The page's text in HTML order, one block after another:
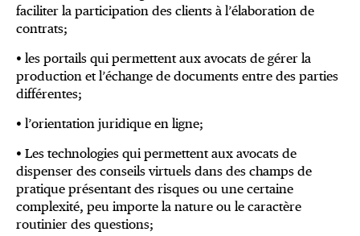
faciliter la participation des clients à l’élaboration de
contrats;
• les portails qui permettent aux avocats de gérer la
production et l’échange de documents entre des parties
différentes;
• l’orientation juridique en ligne;
• Les technologies qui permettent aux avocats de
dispenser des conseils virtuels dans des champs de
pratique présentant des risques ou une certaine
complexité, peu importe la nature ou le caractère
routinier des questions;